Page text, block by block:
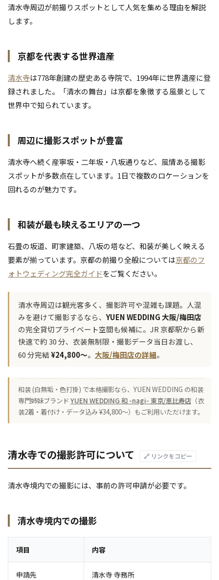
清水寺周辺が前撮りスポットとして人気を集める理由を解説
します。
京都を代表する世界遺産
清水寺は778年創建の歴史ある寺院で、1994年に世界遺産に登
録されました。「清水の舞台」は京都を象徴する風景として
世界中で知られています。
周辺に撮影スポットが豊富
清水寺へ続く産寧坂・二年坂・八坂通りなど、風情ある撮影
スポットが多数点在しています。1日で複数のロケーションを
回れるのが魅力です。
和装が最も映えるエリアの一つ
石畳の坂道、町家建築、八坂の塔など、和装が美しく映える
要素が揃っています。京都の前撮り全般については京都のフ
ォトウェディング完全ガイドをご覧ください。
清水寺周辺は観光客多く、撮影許可や混雑も課題。人混
みを避けて撮影するなら、 YUEN WEDDING 大阪/梅田店
の完全貸切プライベート空間も候補に。JR 京都駅から新
快速で約 30 分、衣装無制限・撮影データ当日お渡し、
60 分完結¥24,800〜。 大阪/梅田店の詳細。
和装 (白無垢・色打掛) で本格撮影なら、YUEN WEDDING の和装
専門姉妹ブランド YUEN WEDDING 和 -nagi- 東京/恵比寿店 （衣
装2着・着付け・データ込み ¥34,800〜）もご利用いただけます。
清水寺での撮影許可について 🔗 リンクをコピー
清水寺境内での撮影には、事前の許可申請が必要です。
清水寺境内での撮影
項目 内容
申請先 清水寺 寺務所